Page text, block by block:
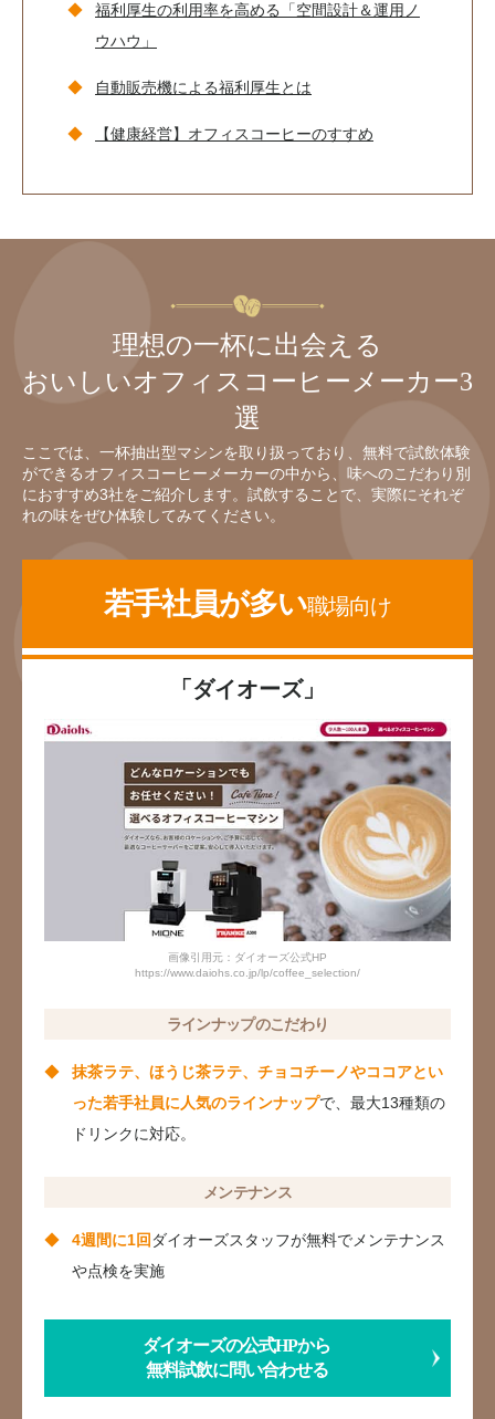
福利厚生の利用率を高める「空間設計＆運用ノ
ウハウ」
自動販売機による福利厚生とは
【健康経営】オフィスコーヒーのすすめ
理想の一杯に出会える
おいしいオフィスコーヒーメーカー3
選
ここでは、一杯抽出型マシンを取り扱っており、無料で試飲体験
ができるオフィスコーヒーメーカーの中から、味へのこだわり別
におすすめ3社をご紹介します。試飲することで、実際にそれぞ
れの味をぜひ体験してみてください。
若手社員が多い職場向け
「ダイオーズ」
画像引用元：ダイオーズ公式HP
https://www.daiohs.co.jp/lp/coffee_selection/
ラインナップのこだわり
抹茶ラテ、ほうじ茶ラテ、チョコチーノやココアとい
った若手社員に人気のラインナップで、最大13種類の
ドリンクに対応。
メンテナンス
4週間に1回 ダイオーズスタッフが無料でメンテナンス
や点検を実施
ダイオーズの公式HPから
無料試飲に問い合わせる